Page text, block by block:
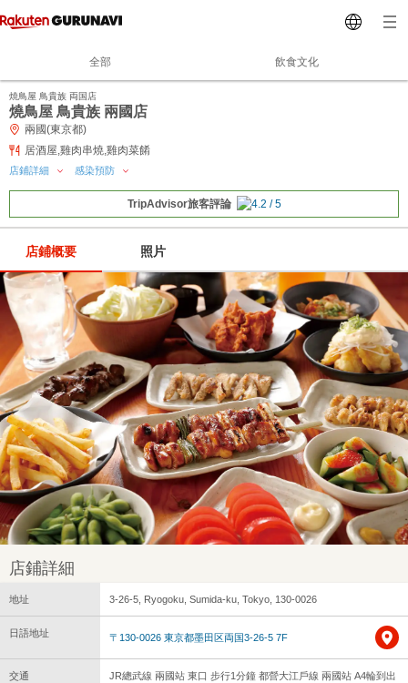
全部 飲食文化
焼鳥屋 鳥貴族 両国店
燒鳥屋 鳥貴族 兩國店
兩國(東京都)
居酒屋,雞肉串燒,雞肉菜餚
店鋪詳細 感染預防
TripAdvisor旅客評論
店鋪概要 照片
店鋪詳細
地址 3-26-5, Ryogoku, Sumida-ku, Tokyo, 130-0026
日語地址 〒130-0026 東京都墨田区両国3-26-5 7F
交通
JR總武線 兩國站 東口 步行1分鐘 都營大江戶線 兩國站 A4輪到出